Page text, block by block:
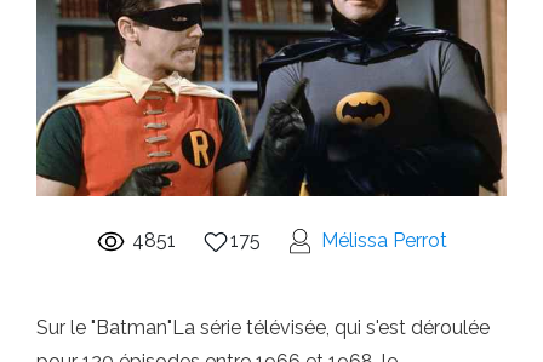
4851 175 Mélissa Perrot
Sur le "Batman"La série télévisée, qui s'est déroulée